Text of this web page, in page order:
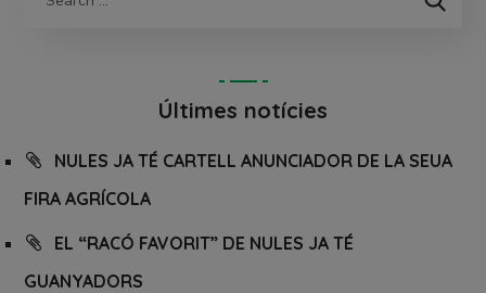
Últimes notícies
NULES JA TÉ CARTELL ANUNCIADOR DE LA SEUA
FIRA AGRÍCOLA
EL “RACÓ FAVORIT” DE NULES JA TÉ
GUANYADORS